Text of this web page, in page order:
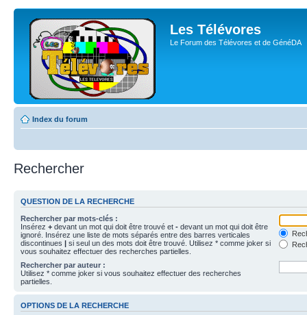
Les Télévores
Le Forum des Télévores et de GénéDA
Index du forum
Rechercher
QUESTION DE LA RECHERCHE
Rechercher par mots-clés :
Insérez + devant un mot qui doit être trouvé et - devant un mot qui doit être
ignoré. Insérez une liste de mots séparés entre des barres verticales
discontinues | si seul un des mots doit être trouvé. Utilisez * comme joker si
vous souhaitez effectuer des recherches partielles.
Rechercher par auteur :
Utilisez * comme joker si vous souhaitez effectuer des recherches
partielles.
OPTIONS DE LA RECHERCHE